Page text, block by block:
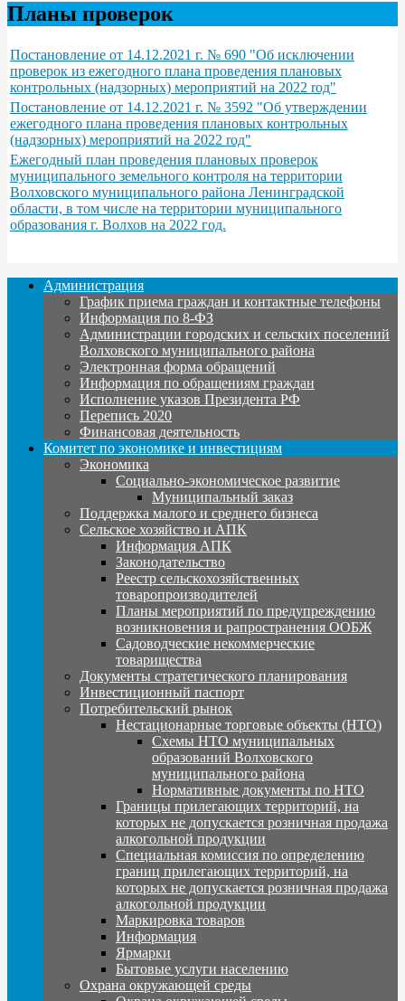
Планы проверок
Постановление от 14.12.2021 г. № 690 "Об исключении
проверок из ежегодного плана проведения плановых
контрольных (надзорных) мероприятий на 2022 rод"
Постановление от 14.12.2021 г. № 3592 "Об утверждении
ежегодного плана проведения плановых контрольных
(надзорных) мероприятий на 2022 rод"
Ежегодный план проведения плановых проверок
муниципального земельного контроля на территории
Волховского муниципального района Ленинградской
области, в том числе на территории муниципального
образования г. Волхов на 2022 год.
Администрация
График приема граждан и контактные телефоны
Информация по 8-ФЗ
Администрации городских и сельских поселений
Волховского муниципального района
Электронная форма обращений
Информация по обращениям граждан
Исполнение указов Президента РФ
Перепись 2020
Финансовая деятельность
Комитет по экономике и инвестициям
Экономика
Социально-экономическое развитие
Муниципальный заказ
Поддержка малого и среднего бизнеса
Сельское хозяйство и АПК
Информация АПК
Законодательство
Реестр сельскохозяйственных
товаропроизводителей
Планы мероприятий по предупреждению
возникновения и рапространения ООБЖ
Садоводческие некоммерческие
товарищества
Документы стратегического планирования
Инвестиционный паспорт
Потребительский рынок
Нестационарные торговые объекты (НТО)
Схемы НТО муниципальных
образований Волховского
муниципального района
Нормативные документы по НТО
Границы прилегающих территорий, на
которых не допускается розничная продажа
алкогольной продукции
Специальная комиссия по определению
границ прилегающих территорий, на
которых не допускается розничная продажа
алкогольной продукции
Маркировка товаров
Информация
Ярмарки
Бытовые услуги населению
Охрана окружающей среды